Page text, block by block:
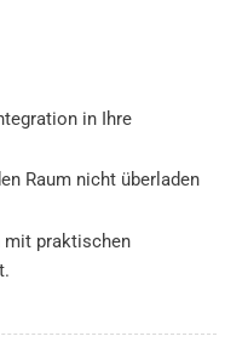
in Ihre
Raum nicht überladen
mit praktischen